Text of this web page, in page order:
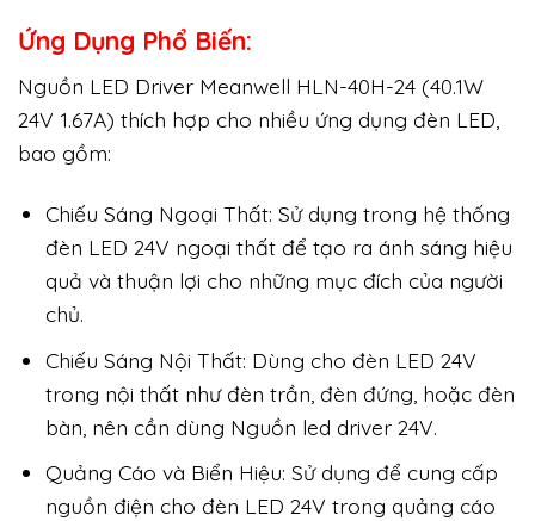
Ứng Dụng Phổ Biến:
Nguồn LED Driver Meanwell HLN-40H-24 (40.1W
24V 1.67A) thích hợp cho nhiều ứng dụng đèn LED,
bao gồm:
Chiếu Sáng Ngoại Thất: Sử dụng trong hệ thống
đèn LED 24V ngoại thất để tạo ra ánh sáng hiệu
quả và thuận lợi cho những mục đích của người
chủ.
Chiếu Sáng Nội Thất: Dùng cho đèn LED 24V
trong nội thất như đèn trần, đèn đứng, hoặc đèn
bàn, nên cần dùng Nguồn led driver 24V.
Quảng Cáo và Biển Hiệu: Sử dụng để cung cấp
nguồn điện cho đèn LED 24V trong quảng cáo